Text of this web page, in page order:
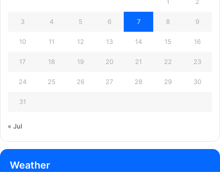
3 4 5 6 7 8 9
10 11 12 13 14 15 16
17 18 19 20 21 22 23
24 25 26 27 28 29 30
31
« Jul
Weather